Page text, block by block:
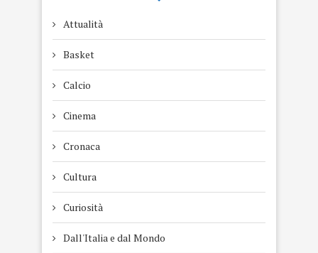
Attualità
Basket
Calcio
Cinema
Cronaca
Cultura
Curiosità
Dall'Italia e dal Mondo